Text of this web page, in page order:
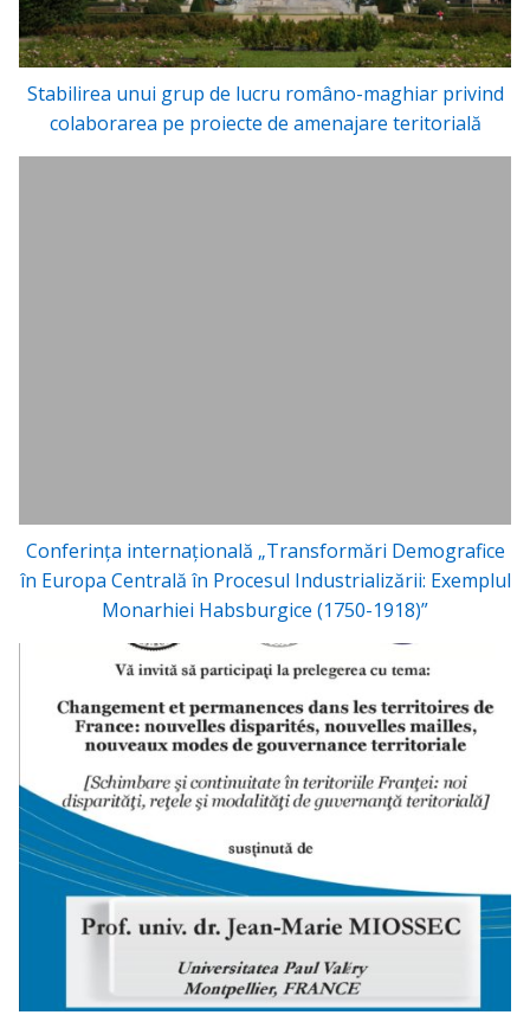
Stabilirea unui grup de lucru româno-maghiar privind
colaborarea pe proiecte de amenajare teritorială
Conferinţa internaţională „Transformări Demografice
în Europa Centrală în Procesul Industrializării: Exemplul
Monarhiei Habsburgice (1750-1918)”